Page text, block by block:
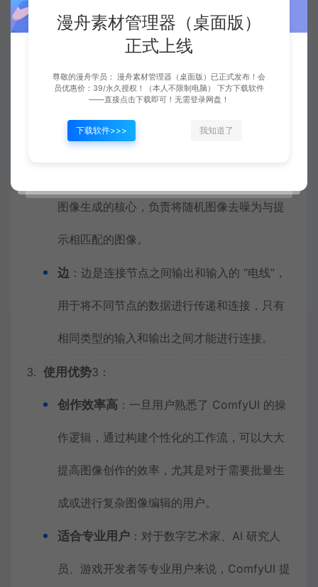
节点：节点是 ComfyUI 的核心组成部分，常
见的节点包括加载检查点模型的节点、输入提
示的节点、指定采样器的节点等。每个节点就
加载检查点节点用于选择模型；文本编码节点
图像生成的核心，负责将随机图像去噪为与提
示相匹配的图像。
边 ：边是连接节点之间输出和输入的 “电线”，
用于将不同节点的数据进行传递和连接，只有
相同类型的输入和输出之间才能进行连接。
使用优势3 ：
创作效率高 ：一旦用户熟悉了 ComfyUI 的操
作逻辑，通过构建个性化的工作流，可以大大
提高图像创作的效率，尤其是对于需要批量生
成或进行复杂图像编辑的用户。
适合专业用户 ：对于数字艺术家、AI 研究人
员、游戏开发者等专业用户来说，ComfyUI 提
漫舟素材管理器（桌面版）
正式上线
尊敬的漫舟学员： 漫舟素材管理器（桌面版）已正式发布！会
员优惠价：39/永久授权！（本人不限制电脑） 下方下载软件
——直接点击下载即可！无需登录网盘！
下载软件>>> 我知道了